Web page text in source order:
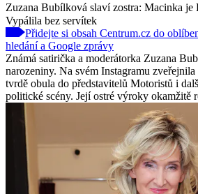
Zuzana Bubílková slaví zostra: Macinka je
Vypálila bez servítek
Přidejte si obsah Centrum.cz do
hledání a Google zprávy
Známá satirička a moderátorka Zuzana
narozeniny. Na svém Instagramu
tvrdě obula do představitelů Motoristů i
politické scény. Její ostré výroky okamžitě